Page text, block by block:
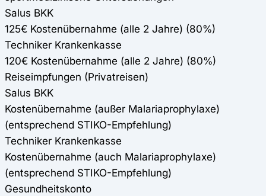
Salus BKK
125€ Kostenübernahme (alle 2 Jahre) (80%)
Techniker Krankenkasse
120€ Kostenübernahme (alle 2 Jahre) (80%)
Reiseimpfungen (Privatreisen)
Salus BKK
Kostenübernahme (außer Malariaprophylaxe)
(entsprechend STIKO-Empfehlung)
Techniker Krankenkasse
Kostenübernahme (auch Malariaprophylaxe)
(entsprechend STIKO-Empfehlung)
Gesundheitskonto